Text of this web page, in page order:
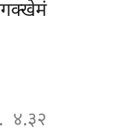
४.३२